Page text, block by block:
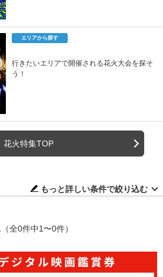
エリアから探す
行きたいエリアで開催される花火大会を探そ
う！
花火特集TOP
もっと詳しい条件で絞り込む
（全0件中1〜0件）